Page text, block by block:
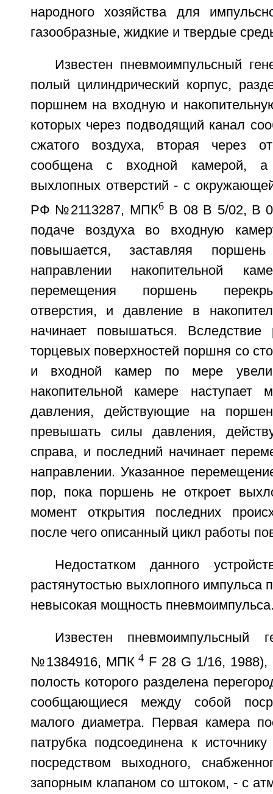
народного хозяйства для
газообразные, жидкие и твердые
Известен пневмоимпульсный
полый цилиндрический корпус,
поршнем на входную и
которых через подводящий канал
сжатого воздуха, вторая через
сообщена с входной камерой, а
выхлопных отверстий - с
РФ №2113287, МПК6В 08 В 5/02, В
подаче воздуха во входную
повышается, заставляя
направлении накопительной
перемещения поршень
отверстия, и давление в
начинает повышаться. Вследствие
торцевых поверхностей поршня со
и входной камер по мере
накопительной камере наступает
давления, действующие на
превышать силы давления,
справа, и последний начинает
направлении. Указанное
пор, пока поршень не откроет
момент открытия последних
после чего описанный цикл работы
Недостатком данного
растянутостью выхлопного импульса
невысокая мощность
Известен пневмоимпульсный
№1384916, МПК 4 F 28 G 1/16,
полость которого разделена
сообщающиеся между собой
малого диаметра. Первая камера
патрубка подсоединена к
посредством выходного,
запорным клапаном со штоком, - с